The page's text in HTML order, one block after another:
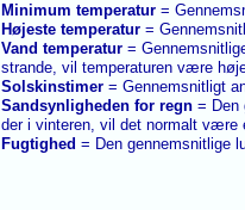
Minimum temperatur =
Højeste temperatur =
Vand temperatur =
strande, vil temperaturen være
Solskinstimer = Gennemsnitligt
Sandsynligheden for regn = Den
der i vinteren, vil det normalt være
Fugtighed = Den gennemsnitlige